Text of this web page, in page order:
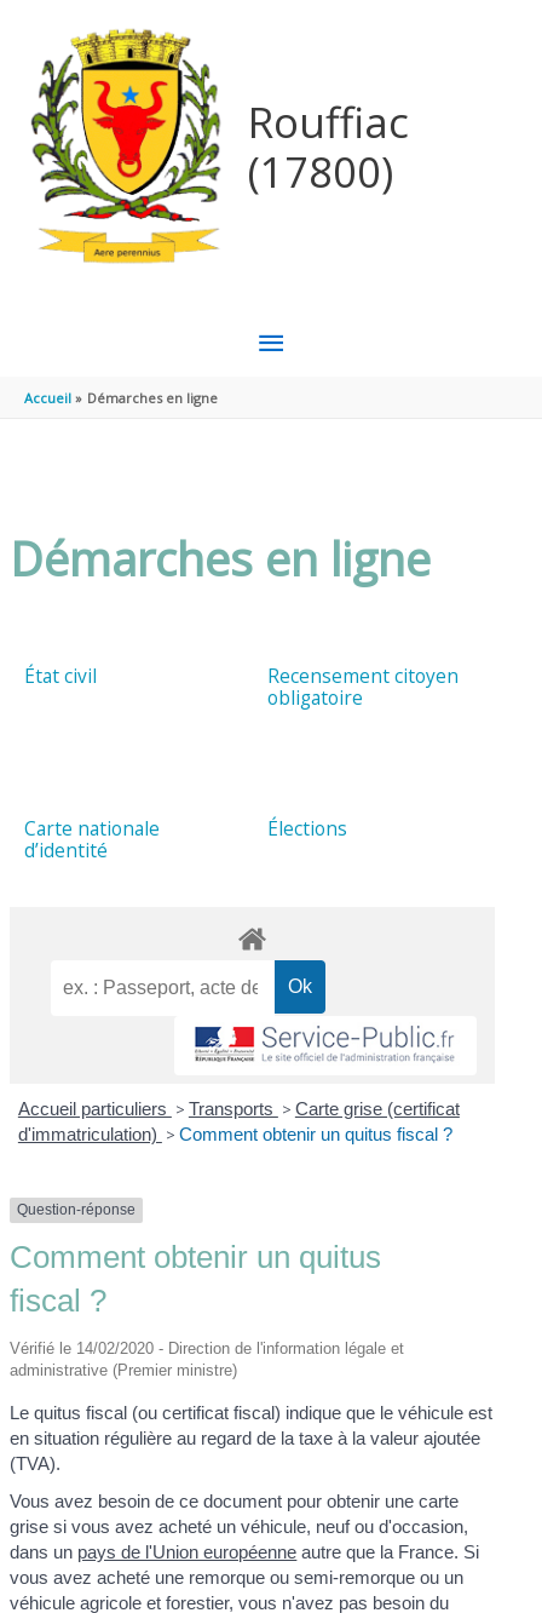
Rouffiac
(17800)
MENU
Accueil Démarches en ligne
Démarches en ligne
État civil
Recensement citoyen
obligatoire
Carte nationale
d’identité
Élections
Accueil particuliers > Transports > Carte grise (certificat
d'immatriculation) > Comment obtenir un quitus fiscal ?
Question-réponse
Comment obtenir un quitus
fiscal ?
Vérifié le 14/02/2020 - Direction de l'information légale et
administrative (Premier ministre)
Le quitus fiscal (ou certificat fiscal) indique que le véhicule est
en situation régulière au regard de la taxe à la valeur ajoutée
(TVA).
Vous avez besoin de ce document pour obtenir une carte
grise si vous avez acheté un véhicule, neuf ou d'occasion,
dans un pays de l'Union européenne autre que la France. Si
vous avez acheté une remorque ou semi-remorque ou un
véhicule agricole et forestier, vous n'avez pas besoin du